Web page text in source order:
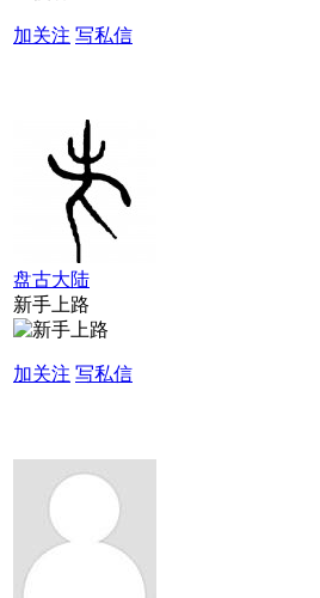
加关注 写私信
盘古大陆
新手上路
加关注 写私信